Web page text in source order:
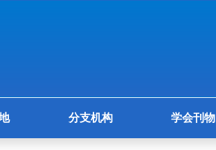
分支机构 学会刊物